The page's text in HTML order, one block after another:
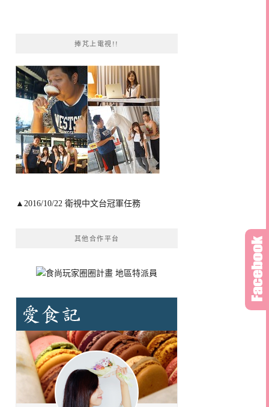
捧芃上電視!!
▲2016/10/22 衛視中文台冠軍任務
其他合作平台